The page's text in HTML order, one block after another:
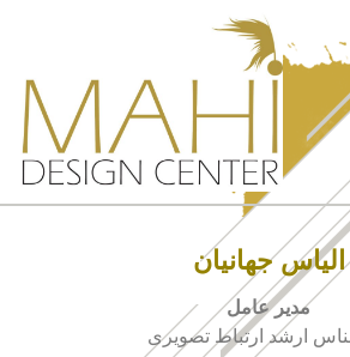
الیاس جهانیان
مدیر عامل
ارشد ارتباط تصویری